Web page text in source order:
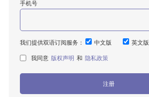
手机号
我们提供双语订阅服务： 中文版
英文版
我同意 版权声明 和 隐私政策
注册